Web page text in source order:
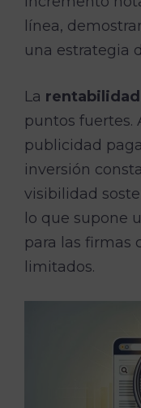
línea,
una estrategia
La rentabilidad
puntos fuertes.
publicidad
inversión
visibilidad
lo que supone
para las firmas
limitados.